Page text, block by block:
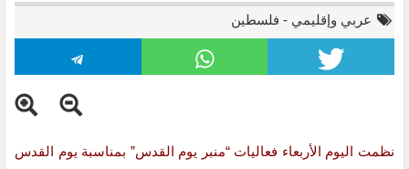
عربي وإقليمي - فلسطين
نظمت اليوم الأربعاء فعاليات “منبر يوم القدس” بمناسبة يوم القدس